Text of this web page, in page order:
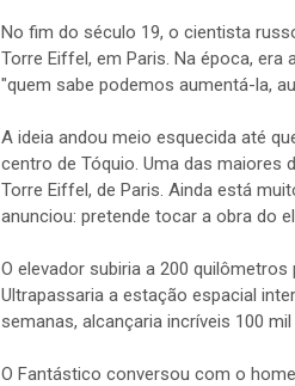
No fim do século 19, o cientista
Torre Eiffel, em Paris. Na época,
"quem sabe podemos aumentá-la,
A ideia andou meio esquecida até
centro de Tóquio. Uma das maiores
Torre Eiffel, de Paris. Ainda está
anunciou: pretende tocar a obra do
O elevador subiria a 200
Ultrapassaria a estação espacial
semanas, alcançaria incríveis 100
O Fantástico conversou com o